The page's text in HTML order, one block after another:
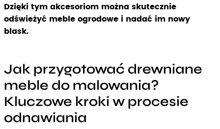
Dzięki tym akcesoriom można skutecznie
odświeżyć meble ogrodowe i nadać im nowy
blask.
Jak przygotować drewniane
meble do malowania?
Kluczowe kroki w procesie
odnawiania